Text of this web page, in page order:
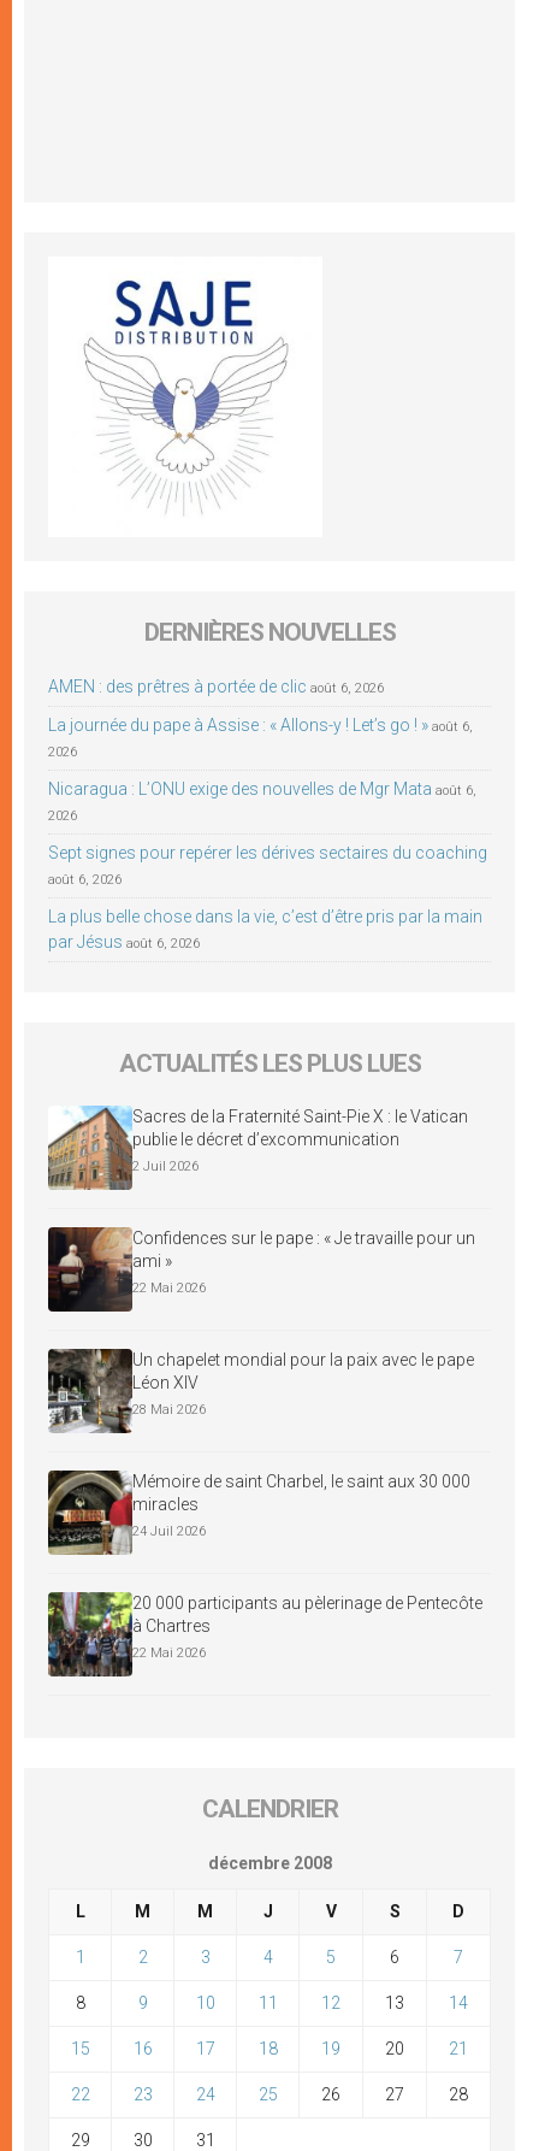
DERNIÈRES NOUVELLES
AMEN : des prêtres à portée de clic août 6, 2026
La journée du pape à Assise : « Allons-y ! Let’s go ! » août 6,
2026
Nicaragua : L’ONU exige des nouvelles de Mgr Mata août 6,
2026
Sept signes pour repérer les dérives sectaires du coaching
août 6, 2026
La plus belle chose dans la vie, c’est d’être pris par la main
par Jésus août 6, 2026
ACTUALITÉS LES PLUS LUES
Sacres de la Fraternité Saint-Pie X : le Vatican
publie le décret d’excommunication
2 Juil 2026
Confidences sur le pape : « Je travaille pour un
ami »
22 Mai 2026
Un chapelet mondial pour la paix avec le pape
Léon XIV
28 Mai 2026
Mémoire de saint Charbel, le saint aux 30 000
miracles
24 Juil 2026
20 000 participants au pèlerinage de Pentecôte
à Chartres
22 Mai 2026
CALENDRIER
décembre 2008
L M M J V S D
1 2 3 4 5 6 7
8 9 10 11 12 13 14
15 16 17 18 19 20 21
22 23 24 25 26 27 28
29 30 31